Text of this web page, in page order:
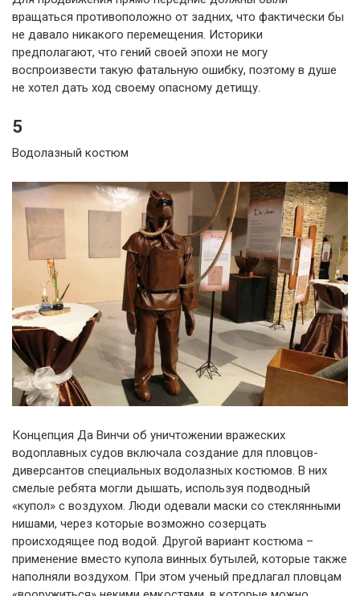
вращаться противоположно от задних, что фактически бы
не давало никакого перемещения. Историки
предполагают, что гений своей эпохи не могу
воспроизвести такую фатальную ошибку, поэтому в душе
не хотел дать ход своему опасному детищу.
5
Водолазный костюм
Концепция Да Винчи об уничтожении вражеских
водоплавных судов включала создание для пловцов-
диверсантов специальных водолазных костюмов. В них
смелые ребята могли дышать, используя подводный
«купол» с воздухом. Люди одевали маски со стеклянными
нишами, через которые возможно созерцать
происходящее под водой. Другой вариант костюма –
применение вместо купола винных бутылей, которые также
наполняли воздухом. При этом ученый предлагал пловцам